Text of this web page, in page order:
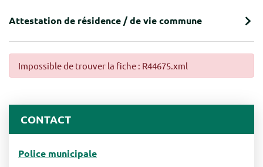
Attestation de résidence / de vie commune
Impossible de trouver la fiche : R44675.xml
CONTACT
Police municipale